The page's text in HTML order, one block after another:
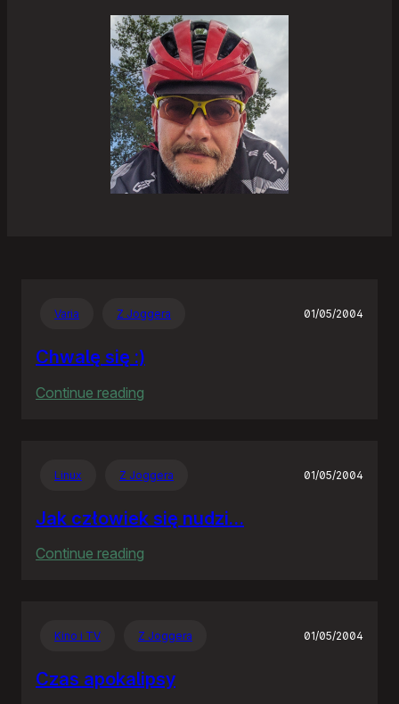
Varia Z Joggera 01/05/2004
Chwalę się :)
Continue reading
Linux Z Joggera 01/05/2004
Jak człowiek się nudzi…
Continue reading
nudzi…
Kino i TV Z Joggera 01/05/2004
Czas apokalipsy